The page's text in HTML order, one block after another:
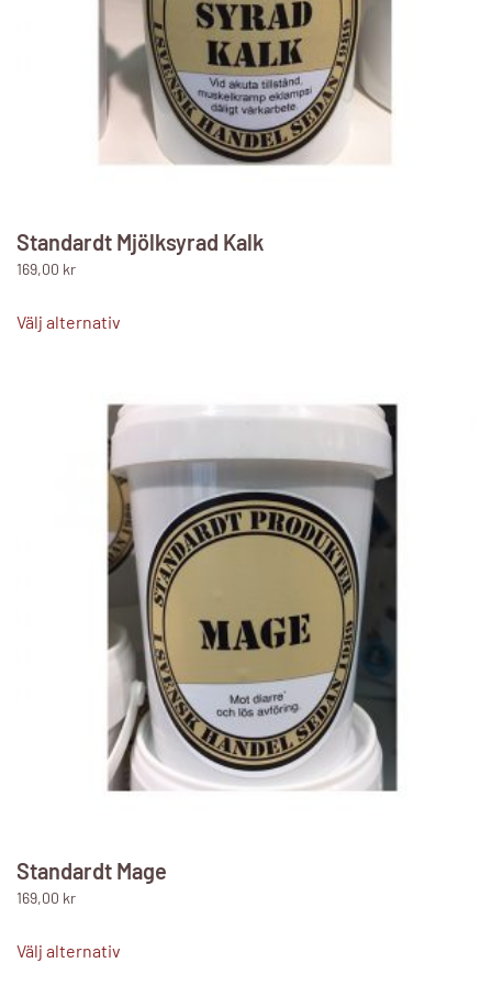
Standardt Mjölksyrad Kalk
169,00 kr
Välj alternativ
flera
De
olika
alternativen
kan
väljas
på
produktsidan
Standardt Mage
169,00 kr
Välj alternativ